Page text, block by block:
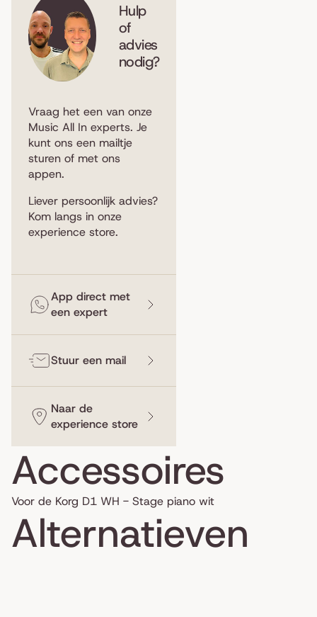
Hulp
of
advies
nodig?
Vraag het een van onze
Music All In experts. Je
kunt ons een mailtje
sturen of met ons
appen.
Liever persoonlijk advies?
Kom langs in onze
experience store.
App direct met
een expert
Stuur een mail
Naar de
experience store
Accessoires
Voor de Korg D1 WH - Stage piano wit
Alternatieven